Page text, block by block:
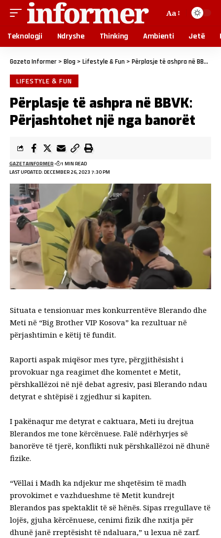
Aa
Teknologji Ndryshe Thinking Ambienti Jetë
Gazeta Informer > Blog > Lifestyle & Fun > Përplasje të ashpra në BBVK: Përjashtohet një nga banorët
LIFESTYLE & FUN
Përplasje të ashpra në BBVK:
Përjashtohet një nga banorët
LAST UPDATED: DECEMBER 26, 2023 7:30 PM
GAZETAINFORMER 1 MIN READ
Situata e tensionuar mes konkurrentëve Blerando dhe
Meti në “Big Brother VIP Kosova” ka rezultuar në
përjashtimin e këtij të fundit.
Raporti aspak miqësor mes tyre, përgjithësisht i
provokuar nga reagimet dhe komentet e Metit,
përshkallëzoi në një debat agresiv, pasi Blerando ndau
detyrat e shtëpisë i zgjedhur si kapiten.
I pakënaqur me detyrat e caktuara, Meti iu drejtua
Blerandos me tone kërcënuese. Falë ndërhyrjes së
banorëve të tjerë, konflikti nuk përshkallëzoi në dhunë
fizike.
“Vëllai i Madh ka ndjekur me shqetësim të madh
provokimet e vazhdueshme të Metit kundrejt
Blerandos pas spektaklit të së hënës. Sipas rregullave të
lojës, gjuha kërcënuese, cenimi fizik dhe nxitja për
dhunë janë rreptësisht të ndaluara,” u lexua në zarf.